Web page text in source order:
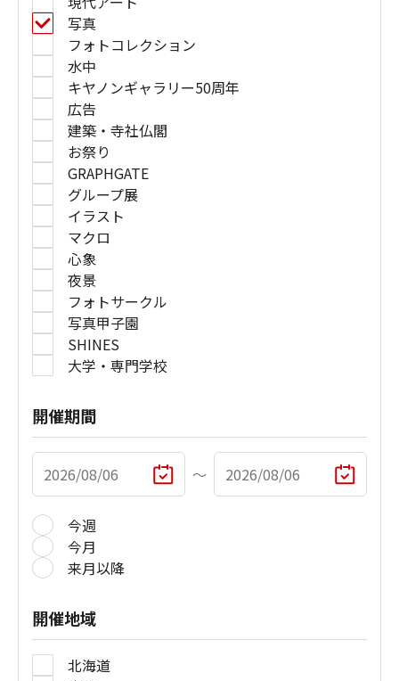
写真
フォトコレクション
水中
キヤノンギャラリー50周年
広告
建築・寺社仏閣
お祭り
GRAPHGATE
グループ展
イラスト
マクロ
心象
夜景
フォトサークル
写真甲子園
SHINES
大学・専門学校
開催期間
〜
今週
今月
来月以降
開催地域
北海道